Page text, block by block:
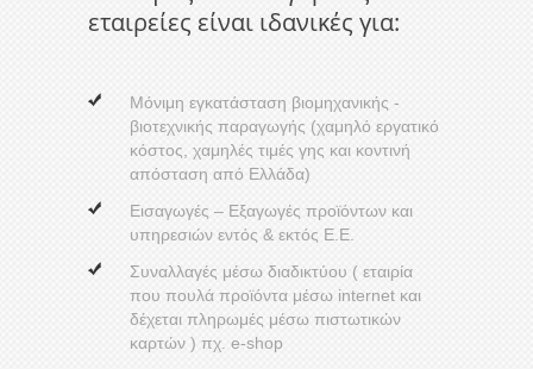
εταιρείες είναι ιδανικές για:
Μόνιμη εγκατάσταση βιομηχανικής -
βιοτεχνικής παραγωγής (χαμηλό εργατικό
κόστος, χαμηλές τιμές γης και κοντινή
απόσταση από Ελλάδα)
Εισαγωγές – Εξαγωγές προϊόντων και
υπηρεσιών εντός & εκτός Ε.Ε.
Συναλλαγές μέσω διαδικτύου ( εταιρία
που πουλά προϊόντα μέσω internet και
δέχεται πληρωμές μέσω πιστωτικών
καρτών ) πχ. e-shop